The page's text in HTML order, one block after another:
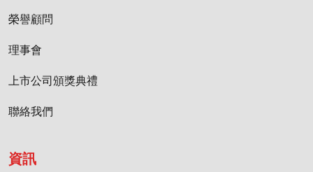
榮譽顧問
理事會
上市公司頒獎典禮
聯絡我們
資訊